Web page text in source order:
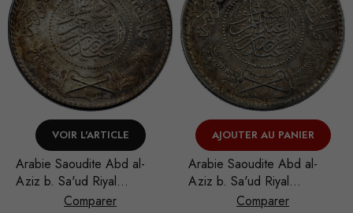
AJOUTER AU PANIER
Arabie Saoudite Abd al-
Aziz b. Sa'ud Riyal
1935/AH 1354
Comparer
VOIR L'ARTICLE
Pays-Bas espagnols
Brabant Albert et Isabelle
Ducaton 1619 Anvers
Comparer